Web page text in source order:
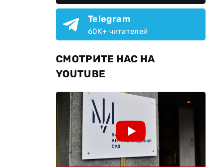
Telegram
60K+ читателей
СМОТРИТЕ НАС НА
YOUTUBE